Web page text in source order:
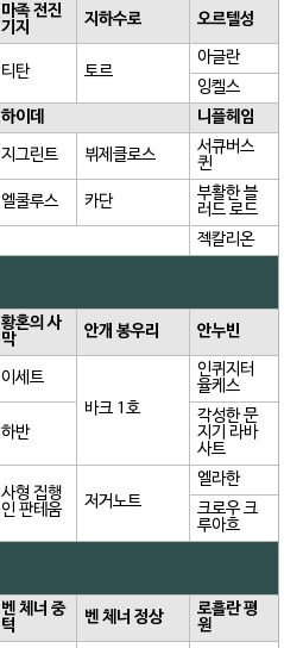
마족 전진
기지
지하수로 오르텔성
티탄 토르
아글란
잉켈스
하이데 니플헤임
지그린트 뷔제클로스
서큐버스
퀸
엘쿨루스 카단
부활한 블
러드 로드
젝칼리온
황혼의 사
막
안개 봉우리 안누빈
이세트
바크 1호
인퀴지터
율케스
하반
각성한 문
지기 라바
사트
사형 집행
인 판테움
저거노트
엘라한
크로우 크
루아흐
벤 체너 중
턱
벤 체너 정상
로흘란 평
원